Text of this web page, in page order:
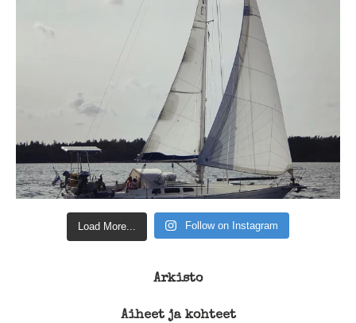
Load More... Follow on Instagram
Arkisto
Aiheet ja kohteet